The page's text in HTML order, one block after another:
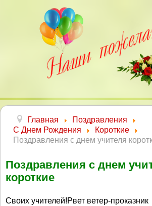
Главная
Поздравления
С Днем Рождения
Короткие
Поздравления с днем учителя
Поздравления с днем
короткие
Своих учителей!Рвет ветер-проказник